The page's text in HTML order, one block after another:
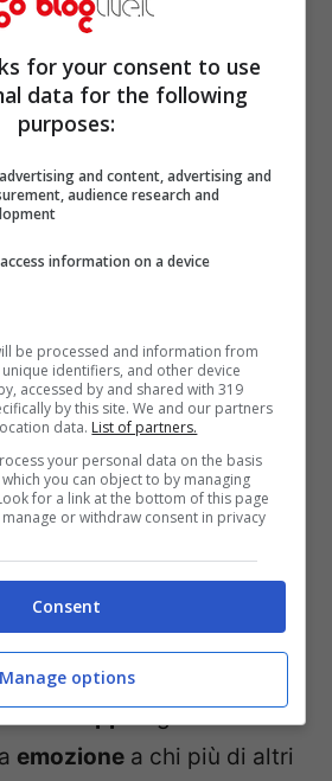
spettacolo
Posta Per Te:
star del
Instagram)
di
personaggi
dal mondo dello
della musica e
De Filippiregala dei
emozione a chi più di altri
for your consent to use
data for the following
purposes:
and content, advertising and
audience research and
information on a device
be processed and information from
identifiers, and other device
accessed by and shared with 319
by this site. We and our partners
data. List of partners.
your personal data on the basis
you can object to by managing
for a link at the bottom of this page
or withdraw consent in privacy
Consent
Manage options